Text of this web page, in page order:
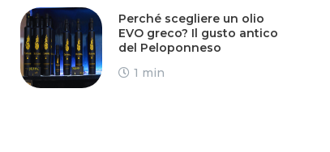
Perché scegliere un olio
EVO greco? Il gusto antico
del Peloponneso
1 min